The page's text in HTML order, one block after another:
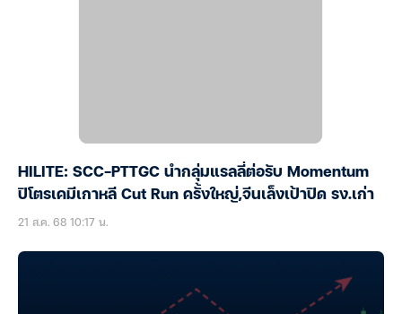
HILITE: SCC-PTTGC นำกลุ่มแรลลี่ต่อรับ Momentum
ปิโตรเคมีเกาหลี Cut Run ครั้งใหญ่,จีนเล็งเป้าปิด รง.เก่า
21 ส.ค. 68 10:17 น.